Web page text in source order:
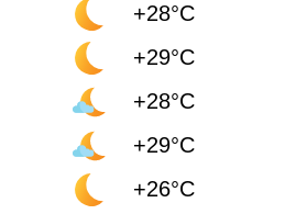
+28°C
+29°C
+28°C
+29°C
+26°C